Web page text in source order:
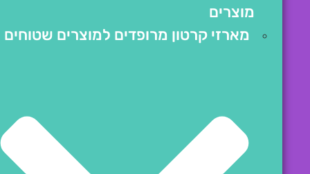
מוצרים
מארזי קרטון מרופדים למוצרים שטוחים